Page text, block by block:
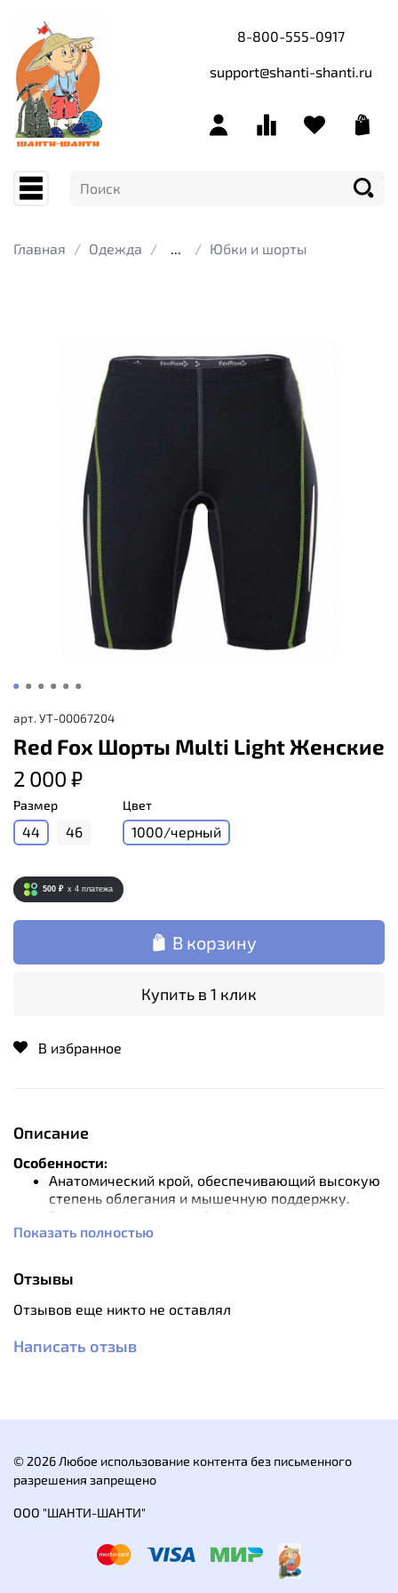
8-800-555-0917
support@shanti-shanti.ru
Главная Одежда Юбки и шорты
арт. УТ-00067204
Red Fox Шорты Multi Light Женские
2 000 ₽
Размер
44 46
Цвет
1000/черный
500 ₽ x 4 платежа
В корзину
Купить в 1 клик
В избранное
Описание
Особенности:
Анатомический крой, обеспечивающий высокую
степень облегания и мышечную поддержку.
Эластичный пояс с удобной регулировкой
объема.
Светоотражающие элементы.
Плоские швы.
Вес: 82 г (44/S размер).
Показать полностью
Отзывы
Отзывов еще никто не оставлял
Написать отзыв
© 2026 Любое использование контента без письменного
разрешения запрещено
ООО "ШАНТИ-ШАНТИ"